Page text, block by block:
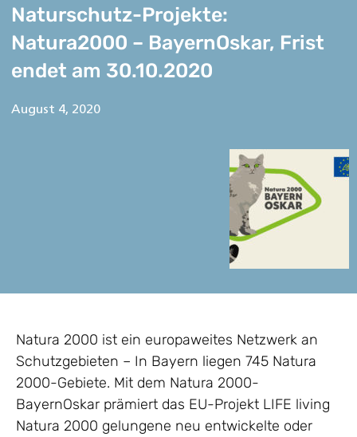
Naturschutz-Projekte:
Natura2000 – BayernOskar, Frist
endet am 30.10.2020
August 4, 2020
Natura 2000 ist ein europaweites Netzwerk an
Schutzgebieten – In Bayern liegen 745 Natura
2000-Gebiete. Mit dem Natura 2000-
BayernOskar prämiert das EU-Projekt LIFE living
Natura 2000 gelungene neu entwickelte oder